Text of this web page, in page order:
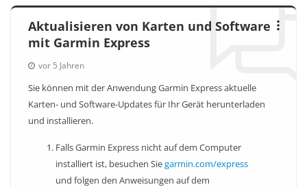
Aktualisieren von Karten und Software
mit Garmin Express
vor 5 Jahren
Sie können mit der Anwendung Garmin Express aktuelle
Karten- und Software-Updates für Ihr Gerät herunterladen
und installieren.
Falls Garmin Express nicht auf dem Computer
installiert ist, besuchen Siegarmin.com/express
und folgen den Anweisungen auf dem